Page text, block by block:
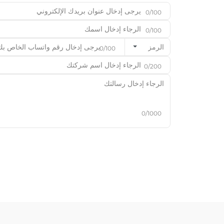
0/100
0/100
الرمز 0/100
0/200
0/1000